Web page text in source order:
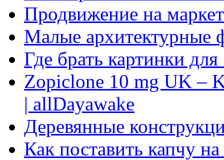
Продвижение на
Малые архитектурные
Где брать картинки
Zopiclone 10 mg UK –
| allDayawake
Деревянные
Как поставить капчу